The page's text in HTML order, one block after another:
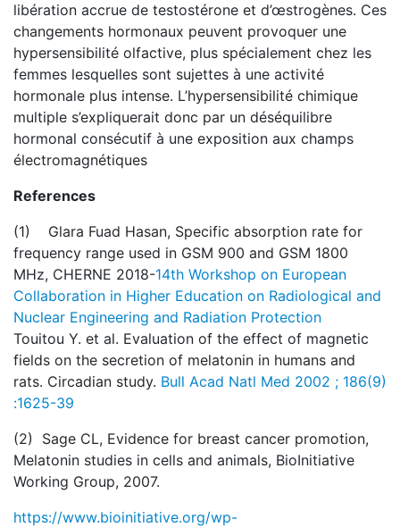
libération accrue de testostérone et d’œstrogènes. Ces
changements hormonaux peuvent provoquer une
hypersensibilité olfactive, plus spécialement chez les
femmes lesquelles sont sujettes à une activité
hormonale plus intense. L’hypersensibilité chimique
multiple s’expliquerait donc par un déséquilibre
hormonal consécutif à une exposition aux champs
électromagnétiques
References
(1) Glara Fuad Hasan, Specific absorption rate for
frequency range used in GSM 900 and GSM 1800
MHz, CHERNE 2018-14th Workshop on European
Collaboration in Higher Education on Radiological and
Nuclear Engineering and Radiation Protection
Touitou Y. et al. Evaluation of the effect of magnetic
fields on the secretion of melatonin in humans and
rats. Circadian study. Bull Acad Natl Med 2002 ; 186(9)
:1625-39
(2) Sage CL, Evidence for breast cancer promotion,
Melatonin studies in cells and animals, BioInitiative
Working Group, 2007.
https://www.bioinitiative.org/wp-